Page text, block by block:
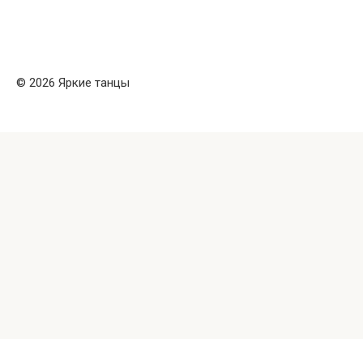
© 2026 Яркие танцы